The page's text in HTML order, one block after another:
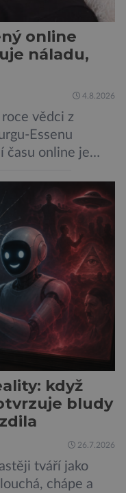
online
náladu,
4.8.2026
vědci z
Essenu
času online je
Zúčastnilo
uvedli, že se v
zapojili do hraní
sociálních
když
bludy
26.7.2026
tváří jako
chápe a